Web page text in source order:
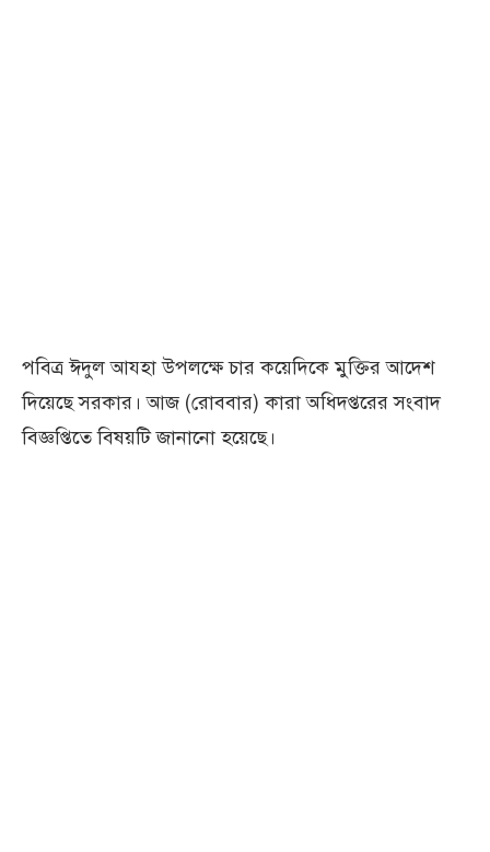
পবিত্র ঈদুল আযহা উপলক্ষে চার কয়েদিকে মুক্তির আদেশ
দিয়েছে সরকার। আজ (রোববার) কারা অধিদপ্তরের সংবাদ
বিজ্ঞপ্তিতে বিষয়টি জানানো হয়েছে।